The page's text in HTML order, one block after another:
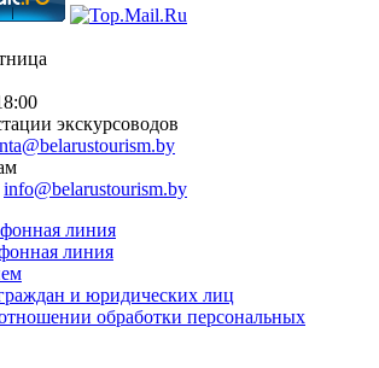
экскурсоводов
nta@belarustourism.by
info@belarustourism.by
линия
линия
и юридических лиц
обработки персональных